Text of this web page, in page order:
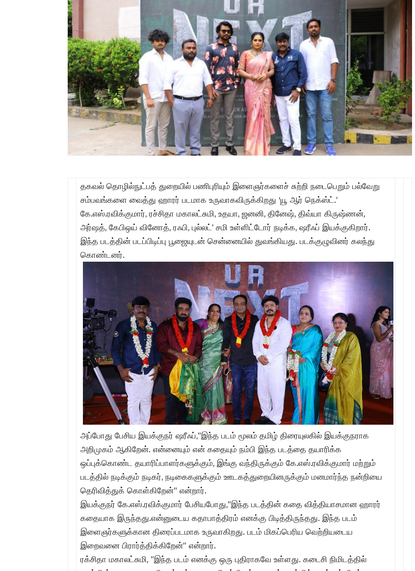
தகவல் தொழில்நுட்பத் துறையில் பணிபுரியும் இளைஞர்களைச் சுற்றி நடைபெறும் பல்வேறு
சம்பவங்களை வைத்து ஹாரர் படமாக உருவாகவிருக்கிறது ‘யூ ஆர் நெக்ஸ்ட்.’
கே.எஸ்.ரவிக்குமார், ரச்சிதா மகாலட்சுமி, உதயா, ஜனனி, தினேஷ், திவ்யா கிருஷ்ணன்,
அர்ஷத், கேபிஒய் வினோத், ரஃபி, புல்லட்’ சமி உள்ளிட்டோர் நடிக்க, ஷரீஃப் இயக்குகிறார்.
இந்த படத்தின் படப்பிடிப்பு பூஜையுடன் சென்னையில் துவங்கியது. படக்குழுவினர் கலந்து
கொண்டனர்.
அப்போது பேசிய இயக்குநர் ஷரீஃப்,”இந்த படம் மூலம் தமிழ் திரையுலகில் இயக்குநராக
அறிமுகம் ஆகிறேன். என்னையும் என் கதையும் நம்பி இந்த படத்தை தயாரிக்க
ஒப்புக்கொண்ட தயாரிப்பாளர்களுக்கும், இங்கு வந்திருக்கும் கே.எஸ்.ரவிக்குமார் மற்றும்
படத்தில் நடிக்கும் நடிகர், நடிகைகளுக்கும் ஊடகத்துறையினருக்கும் மனமார்ந்த நன்றியை
தெரிவித்துக் கொள்கிறேன்” என்றார்.
இயக்குநர் கே.எஸ்.ரவிக்குமார் பேசியபோது,”இந்த படத்தின் கதை வித்தியாசமான ஹாரர்
கதையாக இருந்தது.என்னுடைய கதாபாத்திரம் எனக்கு பிடித்திருந்தது. இந்த படம்
இளைஞர்களுக்கான திரைப்படமாக உருவாகிறது. படம் மிகப்பெரிய வெற்றியடைய
இறைவனை பிரார்த்திக்கிறேன்” என்றார்.
ரக்சிதா மகாலட்சுமி, ”இந்த படம் எனக்கு ஒரு புதிராகவே உள்ளது. கடைசி நிமிடத்தில்